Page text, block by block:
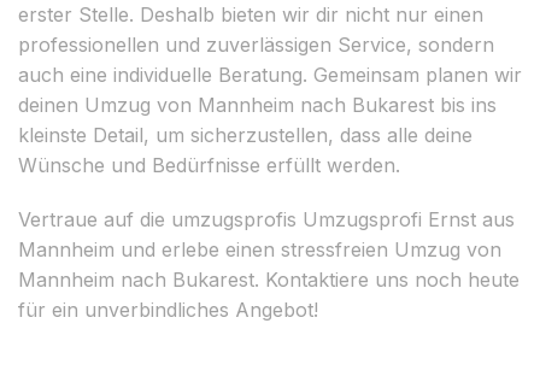
erster Stelle. Deshalb bieten wir dir nicht nur einen
professionellen und zuverlässigen Service, sondern
auch eine individuelle Beratung. Gemeinsam planen wir
deinen Umzug von Mannheim nach Bukarest bis ins
kleinste Detail, um sicherzustellen, dass alle deine
Wünsche und Bedürfnisse erfüllt werden.
Vertraue auf die umzugsprofis Umzugsprofi Ernst aus
Mannheim und erlebe einen stressfreien Umzug von
Mannheim nach Bukarest. Kontaktiere uns noch heute
für ein unverbindliches Angebot!